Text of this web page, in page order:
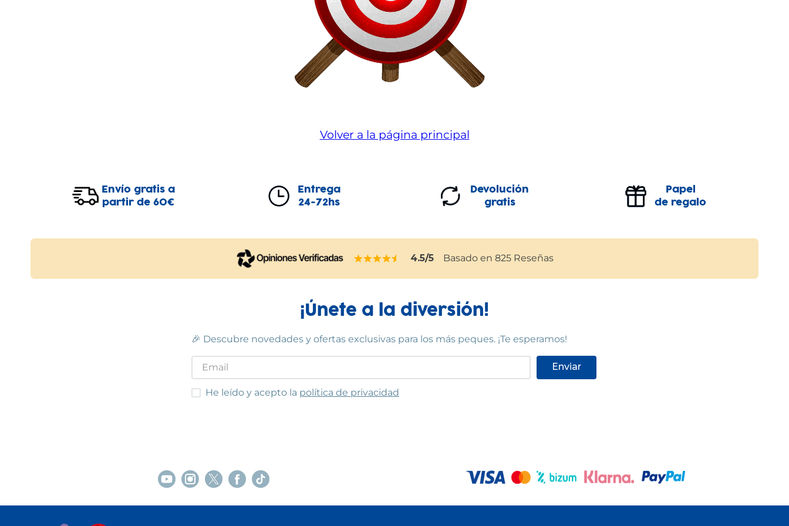
Volver a la página principal
Envío gratis a
partir de 60€
Entrega
24-72hs
Devolución
gratis
Papel
de regalo
4.5/5 Basado en 825 Reseñas
¡Únete a la diversión!
🎉 Descubre novedades y ofertas exclusivas para los más peques. ¡Te esperamos!
Enviar
He leído y acepto las condiciones
He leído y acepto la política de privacidad